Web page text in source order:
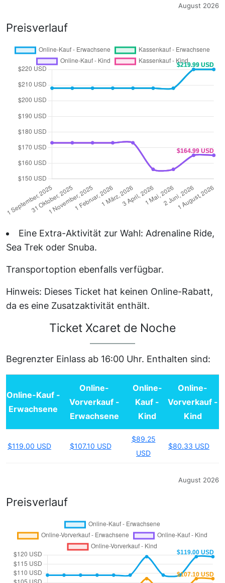
August 2026
Preisverlauf
Eine Extra-Aktivität zur Wahl: Adrenaline Ride,
Sea Trek oder Snuba.
Transportoption ebenfalls verfügbar.
Hinweis: Dieses Ticket hat keinen Online-Rabatt,
da es eine Zusatzaktivität enthält.
Ticket Xcaret de Noche
Begrenzter Einlass ab 16:00 Uhr. Enthalten sind:
Online-Kauf -
Erwachsene
Online-
Vorverkauf -
Erwachsene
Online-
Kauf -
Kind
Online-
Vorverkauf -
Kind
$119.00 USD $107.10 USD
$89.25
USD
$80.33 USD
August 2026
Preisverlauf